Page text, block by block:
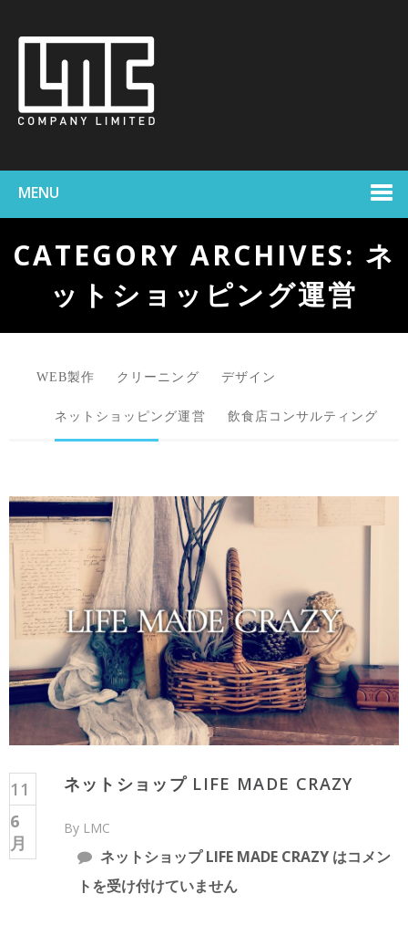
MENU
CATEGORY ARCHIVES: ネ
ットショッピング運営
WEB製作 クリーニング デザイン
ネットショッピング運営 飲食店コンサルティング
11
6
月
ネットショップ LIFE MADE CRAZY
By LMC
ネットショップ LIFE MADE CRAZY はコメン
トを受け付けていません